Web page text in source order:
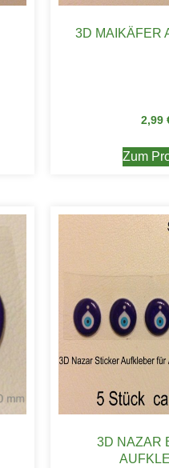
3D MAIKÄFER
2,99
Zum
3D NAZAR